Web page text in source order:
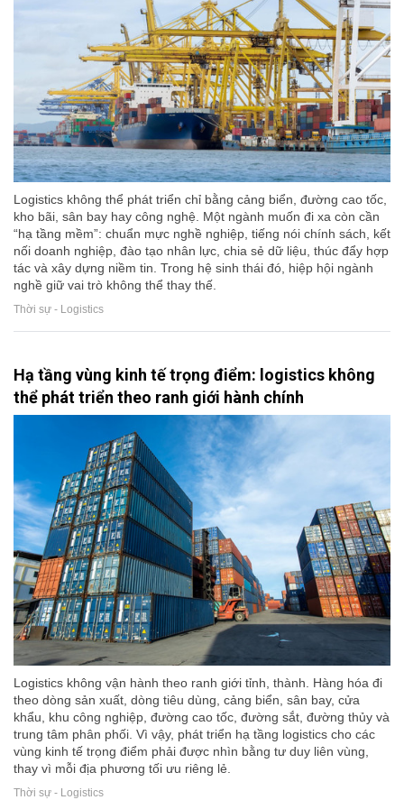
Logistics không thể phát triển chỉ bằng cảng biển, đường cao tốc,
kho bãi, sân bay hay công nghệ. Một ngành muốn đi xa còn cần
“hạ tầng mềm”: chuẩn mực nghề nghiệp, tiếng nói chính sách, kết
nối doanh nghiệp, đào tạo nhân lực, chia sẻ dữ liệu, thúc đẩy hợp
tác và xây dựng niềm tin. Trong hệ sinh thái đó, hiệp hội ngành
nghề giữ vai trò không thể thay thế.
Thời sự - Logistics
Hạ tầng vùng kinh tế trọng điểm: logistics không
thể phát triển theo ranh giới hành chính
Logistics không vận hành theo ranh giới tỉnh, thành. Hàng hóa đi
theo dòng sản xuất, dòng tiêu dùng, cảng biển, sân bay, cửa
khẩu, khu công nghiệp, đường cao tốc, đường sắt, đường thủy và
trung tâm phân phối. Vì vậy, phát triển hạ tầng logistics cho các
vùng kinh tế trọng điểm phải được nhìn bằng tư duy liên vùng,
thay vì mỗi địa phương tối ưu riêng lẻ.
Thời sự - Logistics